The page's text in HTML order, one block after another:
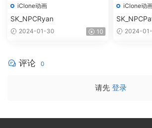
iClone动画
SK_NPCRyan
2024-01-30 10
iClone动
2024-
评论 0
请先 登录